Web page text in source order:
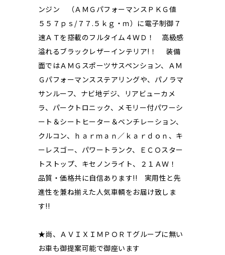
ンジン （ＡＭＧパフォーマンスＰＫＧ値
５５７ｐｓ/７７.５ｋｇ・ｍ）に電子制御７
速ＡＴを搭載のフルタイム４ＷＤ！ 高級感
溢れるブラックレザーインテリア!！ 装備
面ではＡＭＧスポーツサスペンション、ＡＭ
Ｇパフォーマンスステアリングや、パノラマ
サンルーフ、ナビ地デジ、リアビューカメ
ラ、パークトロニック、メモリー付パワーシ
ート＆シートヒーター＆ベンチレーション、
クルコン、ｈａｒｍａｎ／ｋａｒｄｏｎ、キ
ーレスゴー、パワートランク、ＥＣＯスター
トストップ、キセノンライト、２１ＡＷ！
品質・価格共に自信あります!! 実用性と先
進性を兼ね揃えた人気車輌をお届け致しま
す!!
★尚、ＡＶＩＸＩＭＰＯＲＴグループに無い
お車も御提案可能で御座います